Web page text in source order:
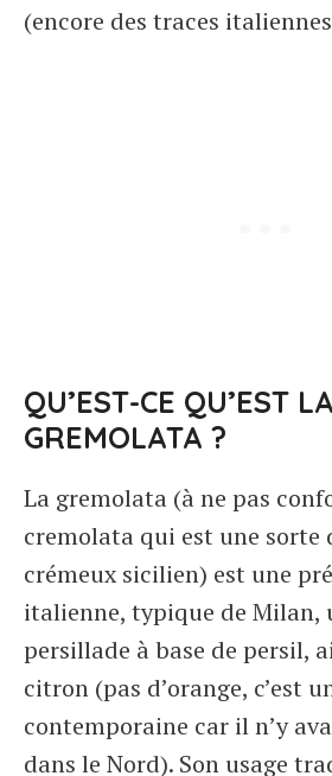
(encore des traces
QU’EST-CE QU’EST LA
GREMOLATA ?
La gremolata (à ne pas
cremolata qui est une sorte
crémeux sicilien) est une
italienne, typique de Milan,
persillade à base de persil,
citron (pas d’orange, c’est
contemporaine car il n’y
dans le Nord). Son usage